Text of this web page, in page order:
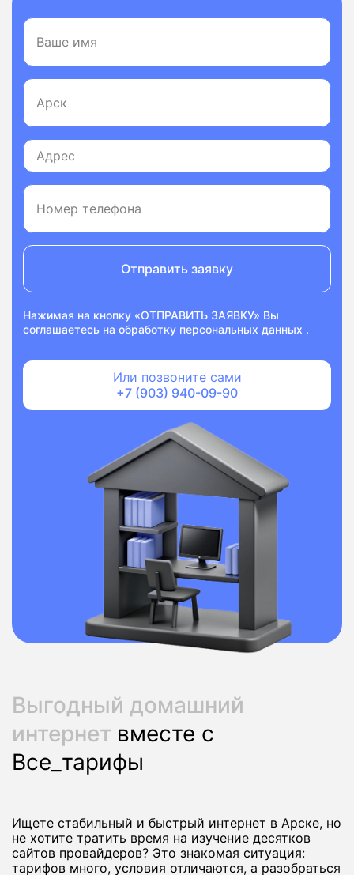
Отправить заявку
Нажимая на кнопку «ОТПРАВИТЬ ЗАЯВКУ» Вы
соглашаетесь на обработку персональных данных .
Или позвоните сами
+7 (903) 940-09-90
Выгодный домашний
интернет вместе с
Все_тарифы
Ищете стабильный и быстрый интернет в Арске, но
не хотите тратить время на изучение десятков
сайтов провайдеров? Это знакомая ситуация:
тарифов много, условия отличаются, а разобраться